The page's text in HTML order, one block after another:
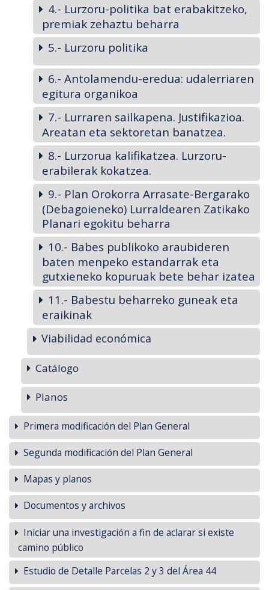
4.- Lurzoru-politika bat erabakitzeko,
premiak zehaztu beharra
5.- Lurzoru politika
6.- Antolamendu-eredua: udalerriaren
egitura organikoa
7.- Lurraren sailkapena. Justifikazioa.
Areatan eta sektoretan banatzea.
8.- Lurzorua kalifikatzea. Lurzoru-
erabilerak kokatzea.
9.- Plan Orokorra Arrasate-Bergarako
(Debagoieneko) Lurraldearen Zatikako
Planari egokitu beharra
10.- Babes publikoko araubideren
baten menpeko estandarrak eta
gutxieneko kopuruak bete behar izatea
11.- Babestu beharreko guneak eta
eraikinak
Viabilidad económica
Catálogo
Planos
Primera modificación del Plan General
Segunda modificación del Plan General
Mapas y planos
Documentos y archivos
Iniciar una investigación a fin de aclarar si existe
camino público
Estudio de Detalle Parcelas 2 y 3 del Área 44